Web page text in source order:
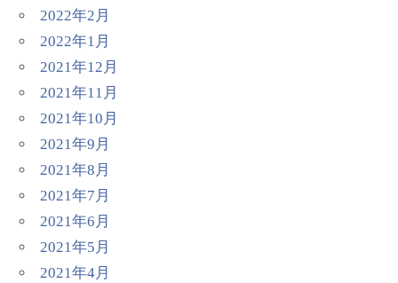
2022年2月
2022年1月
2021年12月
2021年11月
2021年10月
2021年9月
2021年8月
2021年7月
2021年6月
2021年5月
2021年4月